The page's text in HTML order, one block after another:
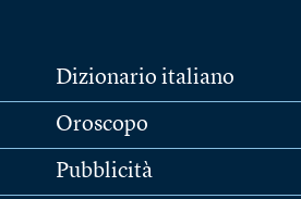
Dizionario italiano
Oroscopo
Pubblicità